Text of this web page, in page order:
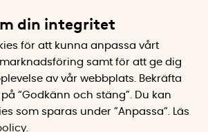
din integritet
för att kunna anpassa vårt
samt för att ge dig
av vår webbplats.
Bekräfta
“Godkänn och stäng”. Du kan
som sparas under ”Anpassa”.
Läs